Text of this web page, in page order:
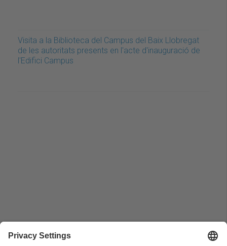
Visita a la Biblioteca del Campus del Baix Llobregat
de les autoritats presents en l'acte d'inauguració de
l'Edifici Campus